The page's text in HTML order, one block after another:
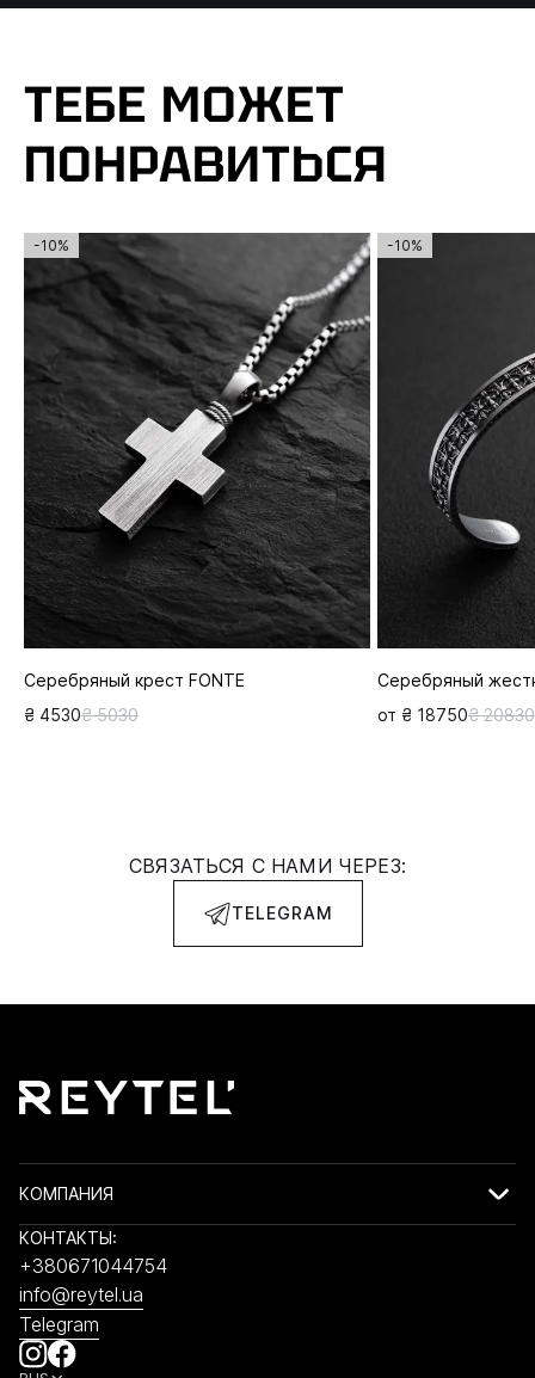
ТЕБЕ МОЖЕТ
ПОНРАВИТЬСЯ
-10%
Серебряный крест FONTE
₴ 4530₴ 5030
-10%
Серебряный
от ₴ 18750₴ 20830
СВЯЗАТЬСЯ С НАМИ ЧЕРЕЗ:
TELEGRAM
КОМПАНИЯ
КОНТАКТЫ:
+380671044754
info@reytel.ua
Telegram